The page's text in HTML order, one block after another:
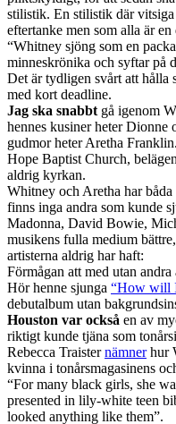
stilistik. En stilistik där
eftertanke men som alla är
“Whitney sjöng som en
minneskrönika och syftar på
Det är tydligen svårt att hålla
med kort deadline.
Jag ska snabbt gå igenom
hennes kusiner heter
gudmor heter Aretha
Hope Baptist Church,
aldrig kyrkan.
Whitney och Aretha har
finns inga andra som kunde
Madonna, David Bowie,
musikens fulla medium
artisterna aldrig har haft:
Förmågan att med utan
Hör henne sjunga “How will
debutalbum utan
Houston var också en av
riktigt kunde tjäna som
Rebecca Traisternämnerhur
kvinna i tonårsmagasinens
“For many black girls, she
presented in lily-white teen
looked anything like them”.